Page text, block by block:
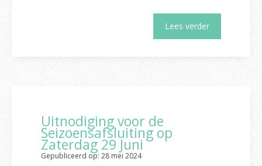
Lees verder
Uitnodiging voor de
Seizoensafsluiting op
Zaterdag 29 Juni
Gepubliceerd op: 28 mei 2024